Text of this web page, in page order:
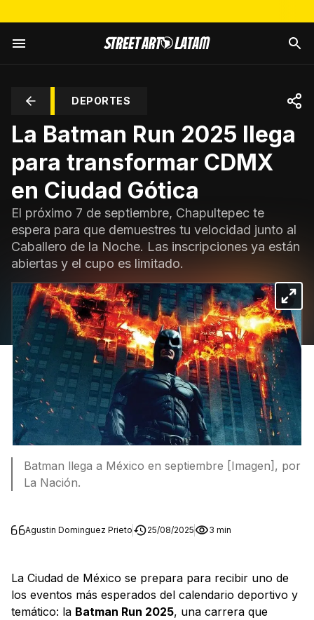
DEPORTES
La Batman Run 2025 llega
para transformar CDMX
en Ciudad Gótica
El próximo 7 de septiembre, Chapultepec te
espera para que demuestres tu velocidad junto al
Caballero de la Noche. Las inscripciones ya están
abiertas y el cupo es limitado.
Batman llega a México en septiembre [Imagen], por
La Nación.
Agustin Dominguez Prieto 25/08/2025 3 min
La Ciudad de México se prepara para recibir uno de
los eventos más esperados del calendario deportivo y
temático: la Batman Run 2025, una carrera que